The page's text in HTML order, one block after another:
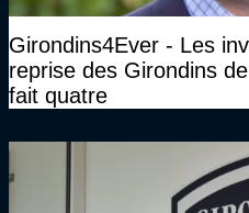
Girondins4Ever - Les
reprise des Girondins
fait quatre